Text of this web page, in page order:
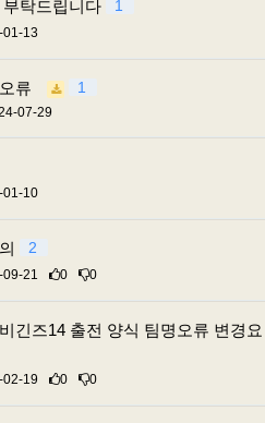
탁드립니다 1
13
류 1
07-29
01-10
2
21 0 0
긴즈14 출전 양식 팀명오류 변경요
19 0 0